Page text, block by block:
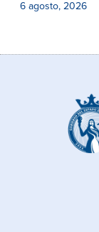
6 agosto, 2026